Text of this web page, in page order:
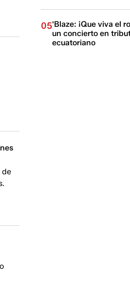
de
05'Blaze: ¡Que viva el
un concierto en
ecuatoriano